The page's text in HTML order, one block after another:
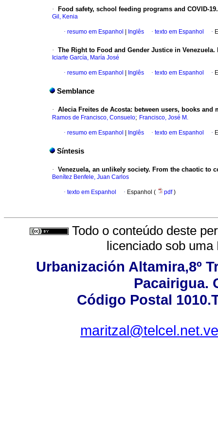
· Food safety, school feeding programs and COVID-
Gil, Kenia
· resumo em Espanhol Inglês · texto em Espanhol ·
· The Right to Food and Gender Justice in
Iciarte García, María José
· resumo em Espanhol Inglês · texto em Espanhol ·
Semblance
· Alecia Freites de Acosta: between users, books
Ramos de Francisco, Consuelo; Francisco, José M.
· resumo em Espanhol Inglês · texto em Espanhol ·
Síntesis
· Venezuela, an unlikely society. From the chaotic to
Benítez Benfele, Juan Carlos
· texto em Espanhol · Espanhol ( pdf)
Todo o conteúdo deste
licenciado sob uma
Urbanización Altamira,8º
Pacairigua.
Código Postal